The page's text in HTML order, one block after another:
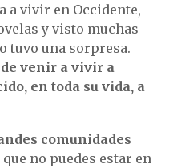
a vivir en Occidente,
y visto muchas
tuvo una sorpresa.
venir a vivir a
en toda su vida, a
comunidades
no puedes estar en